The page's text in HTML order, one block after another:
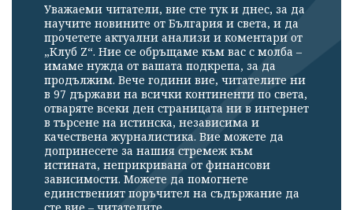
Уважаеми читатели, вие сте тук и днес, за да
научите новините от България и света, и да
прочетете актуални анализи и коментари от
„Клуб Z“. Ние се обръщаме към вас с молба –
имаме нужда от вашата подкрепа, за да
продължим. Вече години вие, читателите ни
в 97 държави на всички континенти по света,
отваряте всеки ден страницата ни в интернет
в търсене на истинска, независима и
качествена журналистика. Вие можете да
допринесете за нашия стремеж към
истината, неприкривана от финансови
зависимости. Можете да помогнете
единственият поръчител на съдържание да